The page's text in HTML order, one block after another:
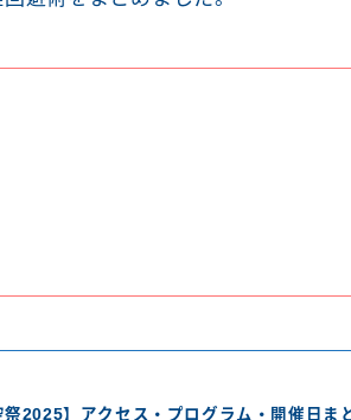
祭2025】アクセス・プログラム・開催日ま